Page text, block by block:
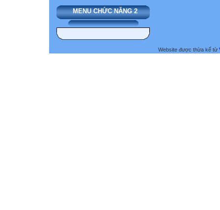
MENU CHỨC NĂNG 2
Website được thừa kế từ